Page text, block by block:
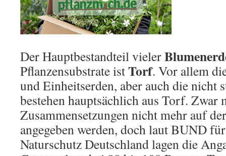
Der Hauptbestandteil vieler
Pflanzensubstrate istTorf. Vor allem
und Einheitserden, aber auch die nicht
bestehen hauptsächlich aus Torf. Zwar
Zusammensetzungen nicht mehr auf
angegeben werden, doch laut BUND
Naturschutz Deutschland lagen die